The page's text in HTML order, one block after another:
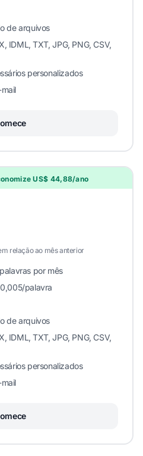
de arquivos
IDML, TXT, JPG, PNG, CSV,
personalizados
US$ 44,88/ano
relação ao mês anterior
por mês
palavra
de arquivos
IDML, TXT, JPG, PNG, CSV,
personalizados